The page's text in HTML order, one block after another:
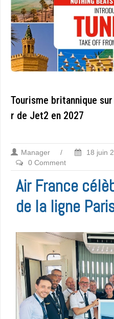
Tourisme britannique
r de Jet2 en 2027
Manager / 18 juin
0 Comment
Air France
de la ligne